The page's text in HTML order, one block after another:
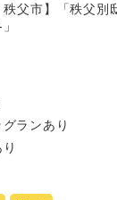
秩父市】「秩父別
ランあり